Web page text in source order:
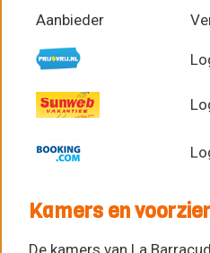
Aanbieder
Kamers en
De kamers van La